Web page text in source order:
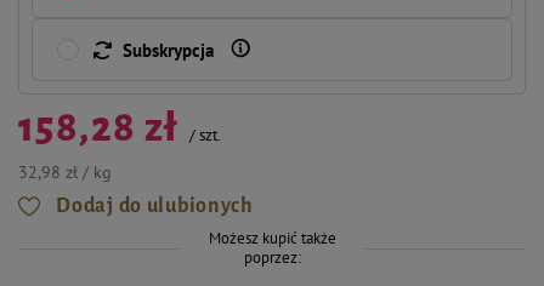
Subskrypcja
158,28 zł /szt.
32,98 zł / kg
Dodaj do ulubionych
Możesz kupić także
poprzez: